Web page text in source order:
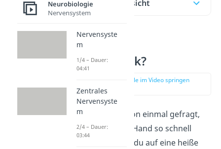
Inhaltsübersicht
Was ist das
Rückenmark?
zur Stelle im Video springen
Hast du dich schon einmal gefragt,
warum du deine Hand so schnell
wegziehst, wenn du auf eine heiße
Neurobiologie
Nervensystem
Nervensyste
m
1/4 – Dauer:
04:41
Zentrales
Nervensyste
m
2/4 – Dauer:
03:44